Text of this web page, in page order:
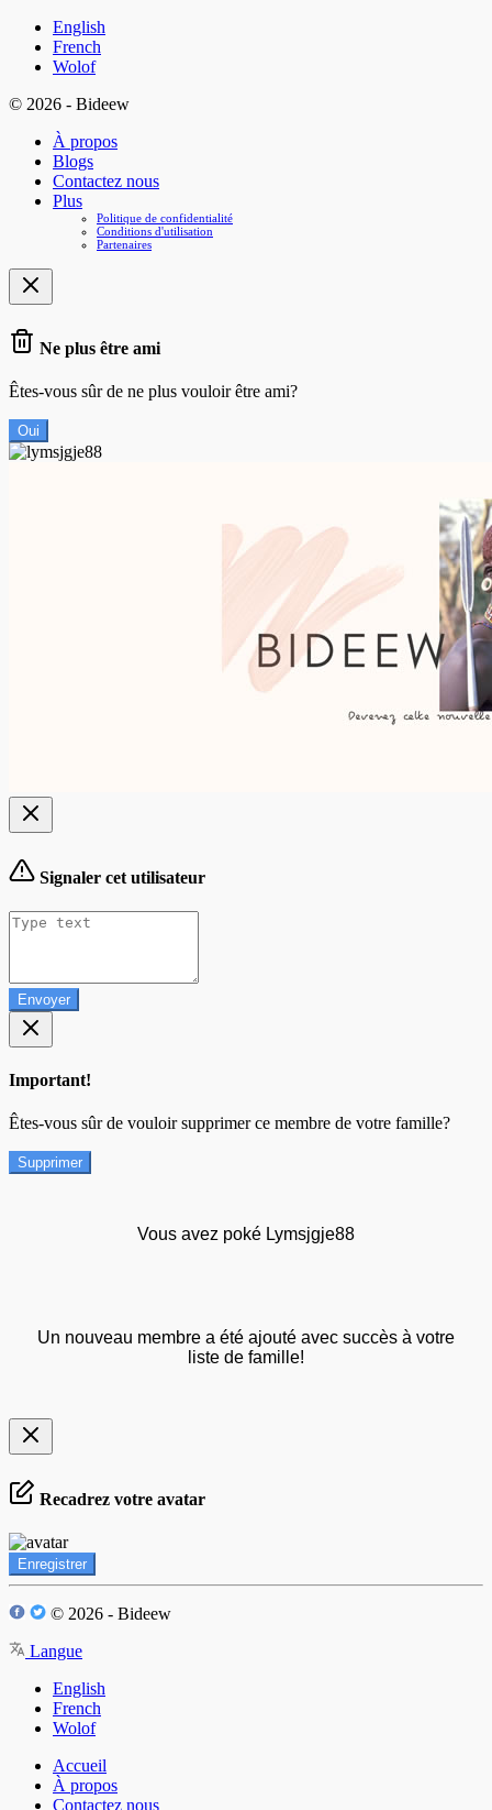
English
French
Wolof
© 2026 - Bideew
À propos
Blogs
Contactez nous
Plus
Politique de confidentialité
Conditions d'utilisation
Partenaires
Ne plus être ami
Êtes-vous sûr de ne plus vouloir être ami?
Oui
Signaler cet utilisateur
Envoyer
Important!
Êtes-vous sûr de vouloir supprimer ce membre de votre famille?
Supprimer
Vous avez poké Lymsjgje88
Un nouveau membre a été ajouté avec succès à votre
liste de famille!
Recadrez votre avatar
Enregistrer
© 2026 - Bideew
Langue
English
French
Wolof
Accueil
À propos
Contactez nous